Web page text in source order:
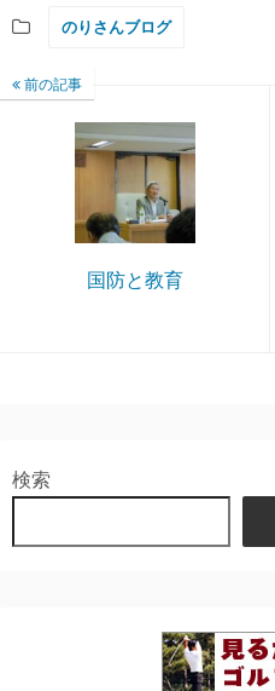
のりさんブログ
前の記事
国防と教育
検索